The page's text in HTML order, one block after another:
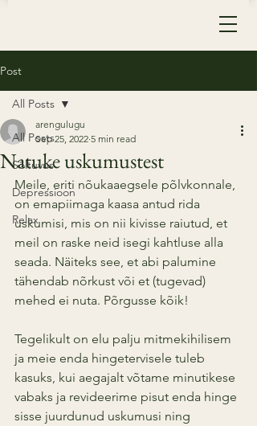
Post
All Posts
Sõltuvus
Depressioon
Relax
All Posts
Natuke uskumustest
arengulugu
Sep 25, 2022 5 min read
Meile, eriti nõukaaegsele põlvkonnale,
on emapiimaga kaasa antud rida
uskumisi, mis on nii kivisse raiutud, et
meil on raske neid isegi kahtluse alla
seada. Näiteks see, et abi palumine
tähendab nõrkust või et (tugevad)
mehed ei nuta. Põrgusse kõik!
Tegelikult on elu palju mitmekihilisem
ja meie enda hingetervisele tuleb
kasuks, kui aegajalt võtame minutikese
vabaks ja revideerime pisut enda hinge
sisse juurdunud uskumusi ning